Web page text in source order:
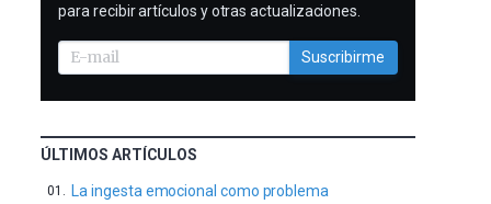
para recibir artículos y otras actualizaciones.
Suscribirme
ÚLTIMOS ARTÍCULOS
La ingesta emocional como problema